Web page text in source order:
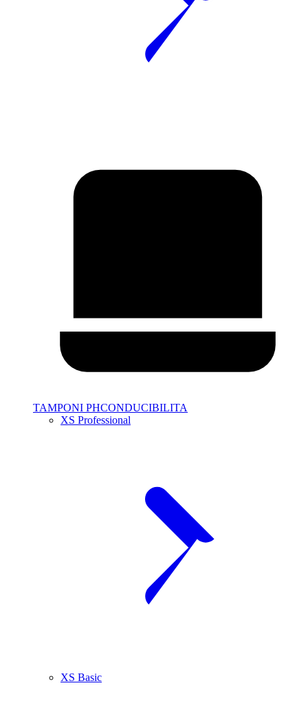
TAMPONI PHCONDUCIBILITA
XS Professional
XS Basic